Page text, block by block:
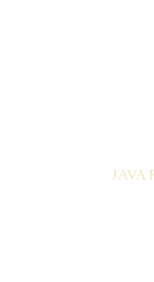
JAVA